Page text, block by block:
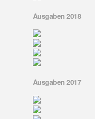
Ausgaben 2018
Ausgaben 2017